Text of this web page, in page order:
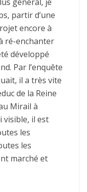
partir d’une
encore à
ré-enchanter
développé
Par l’enquête
il a très vite
de la Reine
Mirail à
visible, il est
les
les
marché et